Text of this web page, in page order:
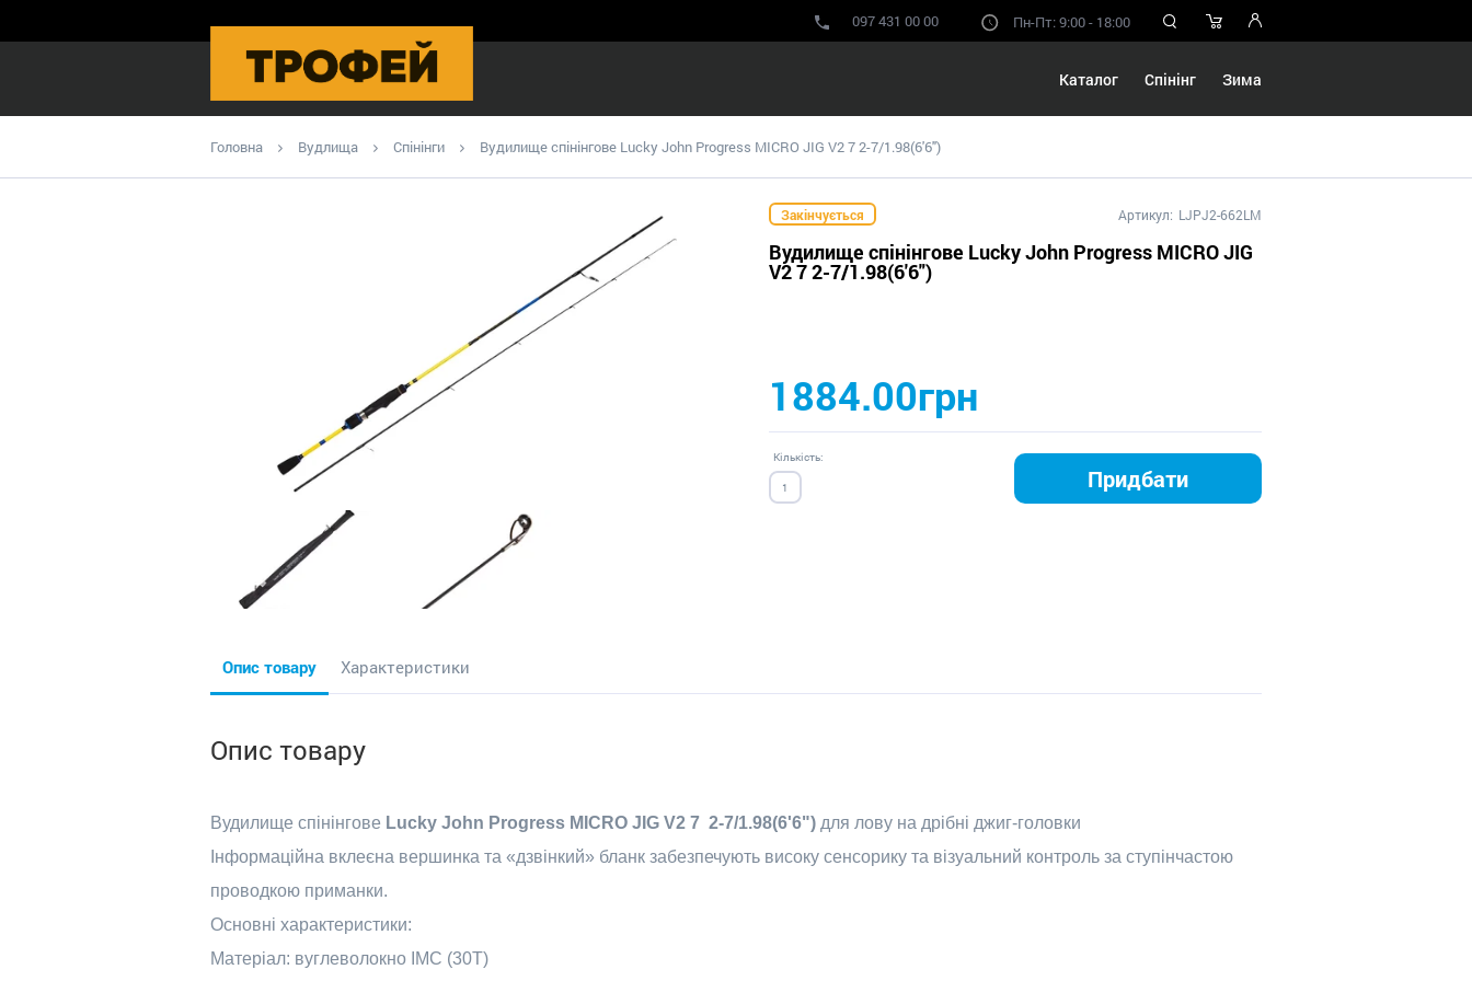
097 431 00 00 Пн-Пт: 9:00 - 18:00
Каталог Спінінг Зима
Головна Вудлища Спінінги Вудилище спінінгове Lucky John Progress MICRO JIG V2 7 2-7/1.98(6'6")
Закінчується Артикул: LJPJ2-662LM
Вудилище спінінгове Lucky John Progress MICRO JIG
V2 7 2-7/1.98(6'6")
1884.00грн
Кількість:
Придбати
Опис товару Характеристики
Опис товару
Вудилище спінінгове Lucky John Progress MICRO JIG V2 7 2-7/1.98(6'6") для лову на дрібні джиг-головки
Інформаційна вклеєна вершинка та «дзвінкий» бланк забезпечують високу сенсорику та візуальний контроль за ступінчастою
проводкою приманки.
Основні характеристики:
Матеріал: вуглеволокно IMC (30T)